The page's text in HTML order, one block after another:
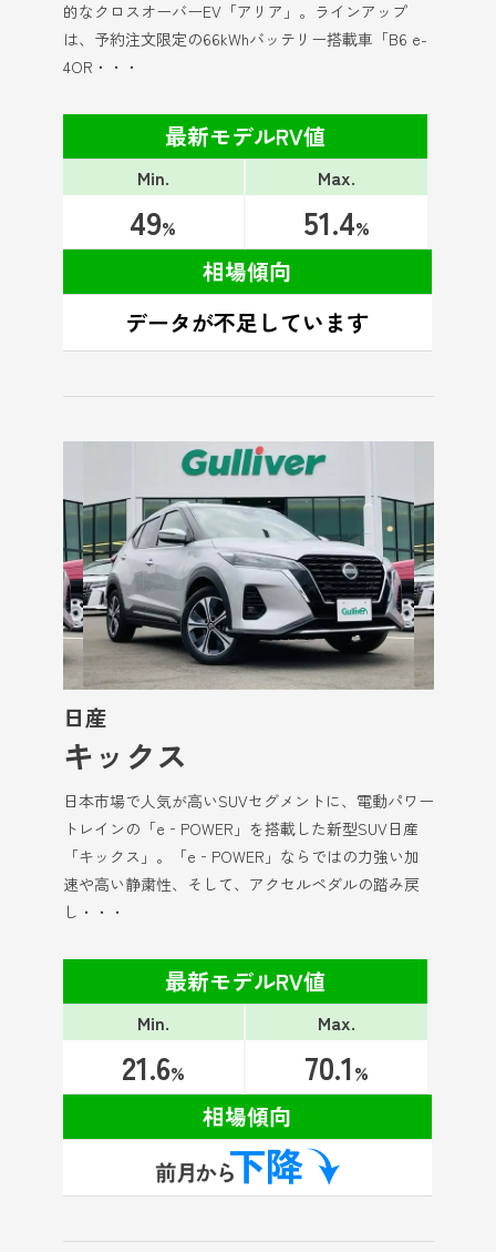
的なクロスオーバーEV「アリア」。ラインアップ
は、予約注文限定の66kWhバッテリー搭載車「B6 e-
4OR・・・
最新モデルRV値
Min.
49%
Max.
51.4%
相場傾向
日産
キックス
日本市場で人気が高いSUVセグメントに、電動パワー
トレインの「e‐POWER」を搭載した新型SUV日産
「キックス」。「e‐POWER」ならではの力強い加
速や高い静粛性、そして、アクセルペダルの踏み戻
し・・・
最新モデルRV値
Min.
21.6%
Max.
70.1%
相場傾向